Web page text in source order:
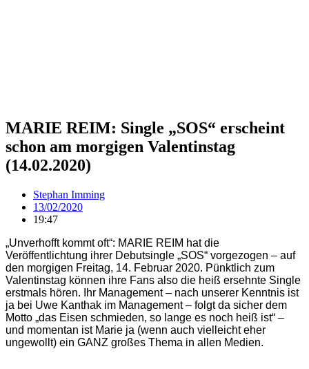
MARIE REIM: Single „SOS“ erscheint
schon am morgigen Valentinstag
(14.02.2020)
Stephan Imming
13/02/2020
19:47
„Unverhofft kommt oft“: MARIE REIM hat die
Veröffentlichtung ihrer Debutsingle „SOS“ vorgezogen – auf
den morgigen Freitag, 14. Februar 2020. Pünktlich zum
Valentinstag können ihre Fans also die heiß ersehnte Single
erstmals hören. Ihr Management – nach unserer Kenntnis ist
ja bei Uwe Kanthak im Management – folgt da sicher dem
Motto „das Eisen schmieden, so lange es noch heiß ist“ –
und momentan ist Marie ja (wenn auch vielleicht eher
ungewollt) ein GANZ großes Thema in allen Medien.